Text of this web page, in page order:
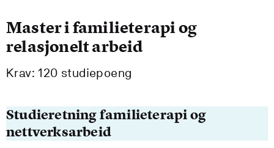
Master i familieterapi og
relasjonelt arbeid
Krav: 120 studiepoeng
Studieretning familieterapi og
nettverksarbeid